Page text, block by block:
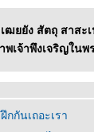
ฒยยัง สัตถุ สาสะ
เจ้าพึงเจริญใน
ฝึกกันเถอะเรา